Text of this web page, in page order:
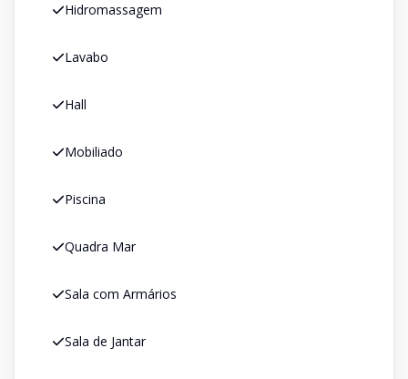
Hidromassagem
Lavabo
Hall
Mobiliado
Piscina
Quadra Mar
Sala com Armários
Sala de Jantar